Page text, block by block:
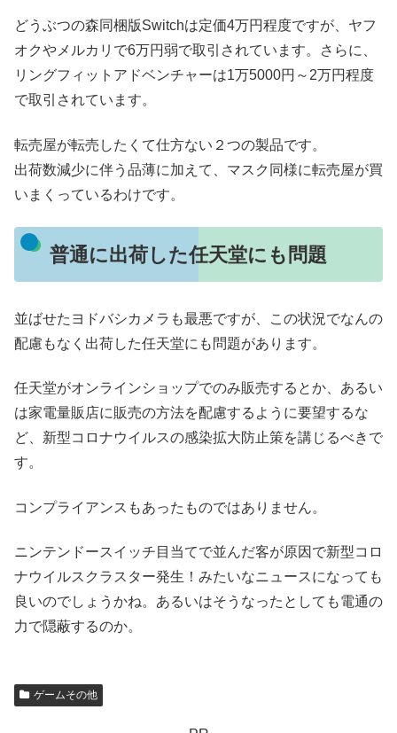
どうぶつの森同梱版Switchは定価4万円程度ですが、ヤフ
オクやメルカリで6万円弱で取引されています。さらに、
リングフィットアドベンチャーは1万5000円～2万円程度
で取引されています。
転売屋が転売したくて仕方ない２つの製品です。
出荷数減少に伴う品薄に加えて、マスク同様に転売屋が買
いまくっているわけです。
普通に出荷した任天堂にも問題
並ばせたヨドバシカメラも最悪ですが、この状況でなんの
配慮もなく出荷した任天堂にも問題があります。
任天堂がオンラインショップでのみ販売するとか、あるい
は家電量販店に販売の方法を配慮するように要望するな
ど、新型コロナウイルスの感染拡大防止策を講じるべきで
す。
コンプライアンスもあったものではありません。
ニンテンドースイッチ目当てで並んだ客が原因で新型コロ
ナウイルスクラスター発生！みたいなニュースになっても
良いのでしょうかね。あるいはそうなったとしても電通の
力で隠蔽するのか。
ゲームその他